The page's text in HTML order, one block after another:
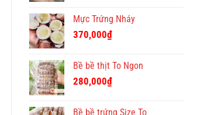
Mực Trứng Nháy
370,000₫
Bề bề thịt To Ngon
280,000₫
Bề bề trứng Size To